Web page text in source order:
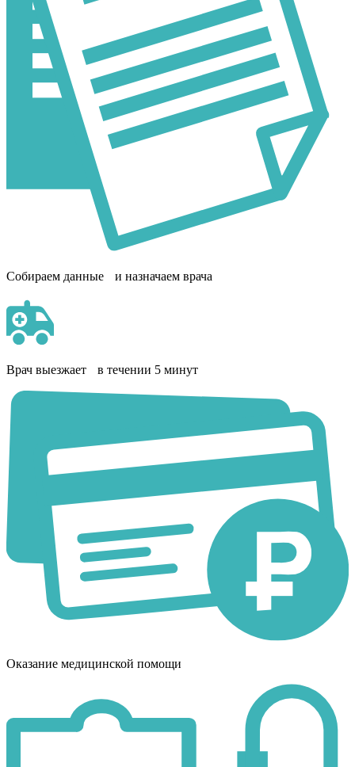
Собираем данные и назначаем врача
Врач выезжает в течении 5 минут
Оказание медицинской помощи